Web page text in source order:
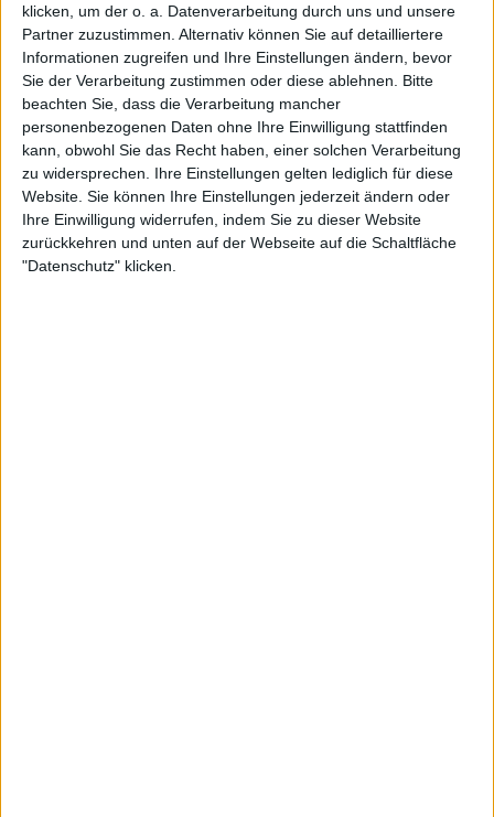
klicken, um der o. a. Datenverarbeitung durch uns und unsere
Partner zuzustimmen. Alternativ können Sie auf detailliertere
Informationen zugreifen und Ihre Einstellungen ändern, bevor
Sie der Verarbeitung zustimmen oder diese ablehnen.
Bitte
beachten Sie, dass die Verarbeitung mancher
personenbezogenen Daten ohne Ihre Einwilligung stattfinden
kann, obwohl Sie das Recht haben, einer solchen Verarbeitung
zu widersprechen. Ihre Einstellungen gelten lediglich für diese
Website. Sie können Ihre Einstellungen jederzeit ändern oder
Ihre Einwilligung widerrufen, indem Sie zu dieser Website
zurückkehren und unten auf der Webseite auf die Schaltfläche
"Datenschutz" klicken.